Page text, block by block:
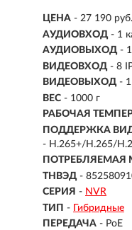
ЦЕНА - 27 190 руб.
АУДИОВХОД - 1
АУДИОВЫХОД -
ВИДЕОВХОД - 8
ВИДЕОВЫХОД -
ВЕС - 1000 г
РАБОЧАЯ
ПОДДЕРЖКА
- H.265+/H.265/
ТНВЭД -
СЕРИЯ - NVR
ТИП - Гибридные
ПЕРЕДАЧА - PoE